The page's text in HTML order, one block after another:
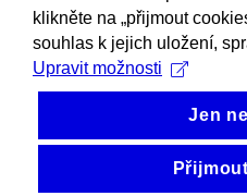
klikněte na „přijmout
souhlas k jejich uložení,
Upravit možnosti
Jen